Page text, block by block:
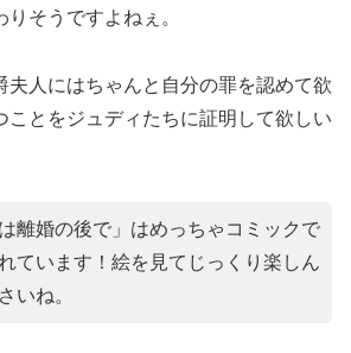
そうですよねぇ。
夫人にはちゃんと自分の罪を認めて欲
ことをジュディたちに証明して欲しい
は離婚の後で」はめっちゃコミックで
ています！絵を見てじっくり楽しん
いね。